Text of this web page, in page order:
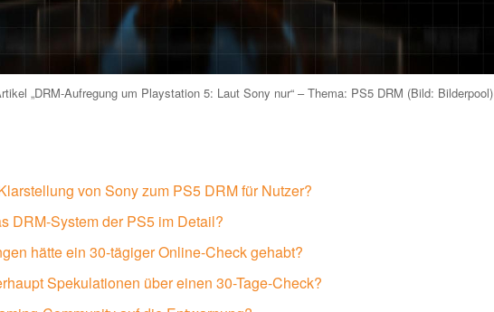
„DRM-Aufregung um Playstation 5: Laut Sony nur“ – Thema: PS5 DRM (Bild: Bilderpool)
von Sony zum PS5 DRM für Nutzer?
DRM-System der PS5 im Detail?
hätte ein 30-tägiger Online-Check gehabt?
Spekulationen über einen 30-Tage-Check?